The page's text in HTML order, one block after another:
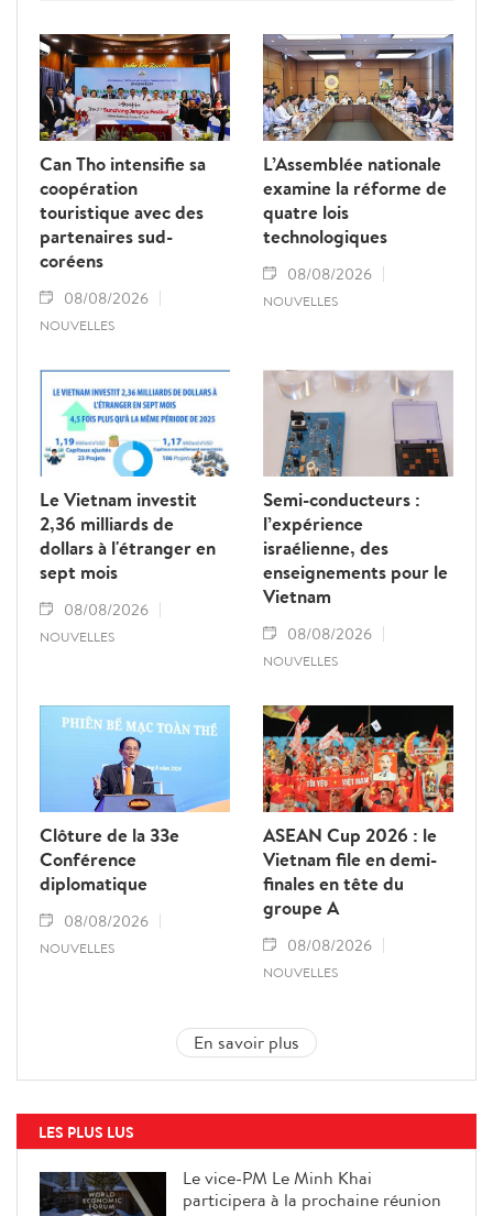
Can Tho intensifie sa
coopération
touristique avec des
partenaires sud-
coréens
08/08/2026
NOUVELLES
L’Assemblée nationale
examine la réforme de
quatre lois
technologiques
08/08/2026
NOUVELLES
Le Vietnam investit
2,36 milliards de
dollars à l'étranger en
sept mois
08/08/2026
NOUVELLES
Semi-conducteurs :
l’expérience
israélienne, des
enseignements pour le
Vietnam
08/08/2026
NOUVELLES
Clôture de la 33e
Conférence
diplomatique
08/08/2026
NOUVELLES
ASEAN Cup 2026 : le
Vietnam file en demi-
finales en tête du
groupe A
08/08/2026
NOUVELLES
En savoir plus
LES PLUS LUS
Le vice-PM Le Minh Khai
participera à la prochaine réunion